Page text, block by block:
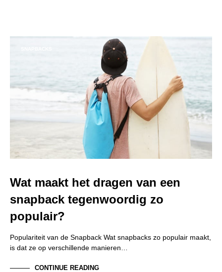
Wat maakt het dragen van een
snapback tegenwoordig zo
populair?
Populariteit van de Snapback Wat snapbacks zo populair maakt,
is dat ze op verschillende manieren…
CONTINUE READING